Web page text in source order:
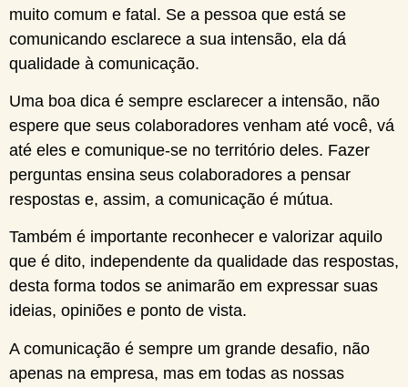
muito comum e fatal. Se a pessoa que está se
comunicando esclarece a sua intensão, ela dá
qualidade à comunicação.
Uma boa dica é sempre esclarecer a intensão, não
espere que seus colaboradores venham até você, vá
até eles e comunique-se no território deles. Fazer
perguntas ensina seus colaboradores a pensar
respostas e, assim, a comunicação é mútua.
Também é importante reconhecer e valorizar aquilo
que é dito, independente da qualidade das respostas,
desta forma todos se animarão em expressar suas
ideias, opiniões e ponto de vista.
A comunicação é sempre um grande desafio, não
apenas na empresa, mas em todas as nossas